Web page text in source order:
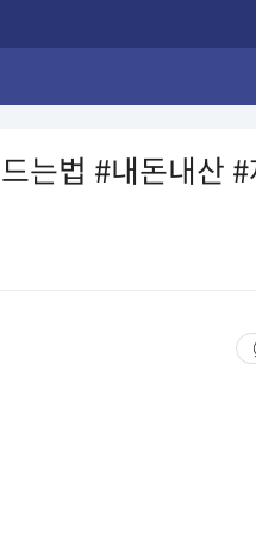
는법 #내돈내산 #